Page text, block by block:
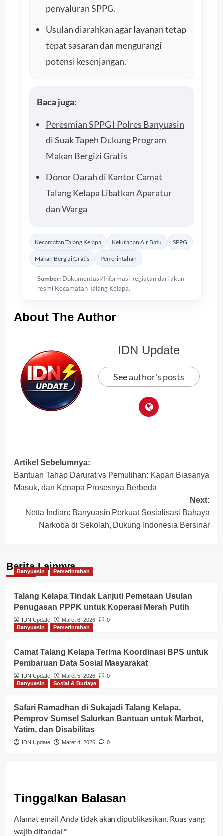
penyaluran SPPG.
Usulan diarahkan agar layanan tetap
tepat sasaran dan mengurangi
potensi kesenjangan.
Baca juga:
Peresmian SPPG I Polres Banyuasin
di Suak Tapeh Dukung Program
Makan Bergizi Gratis
Donor Darah di Kantor Camat
Talang Kelapa Libatkan Aparatur
dan Warga
Kecamatan Talang Kelapa Kelurahan Air Batu SPPG
Makan Bergizi Gratis Pemerintahan
Sumber:Dokumentasi/Informasi kegiatan dari akun
resmi Kecamatan Talang Kelapa.
About The Author
IDN Update
See author's posts
Post
navigation
Artikel Sebelumnya:
Bantuan Tahap Darurat vs Pemulihan: Kapan Biasanya
Masuk, dan Kenapa Prosesnya Berbeda
Next:
Netta Indian: Banyuasin Perkuat Sosialisasi Bahaya
Narkoba di Sekolah, Dukung Indonesia Bersinar
Berita Lainnya
Banyuasin Pemerintahan
Talang Kelapa Tindak Lanjuti Pemetaan Usulan
Penugasan PPPK untuk Koperasi Merah Putih
IDN Update Maret 6, 2026
0
Banyuasin
Pemerintahan
Camat Talang Kelapa Terima Koordinasi BPS untuk
Pembaruan Data Sosial Masyarakat
IDN Update Maret 5, 2026
0
Banyuasin
Sosial & Budaya
Safari Ramadhan di Sukajadi Talang Kelapa,
Pemprov Sumsel Salurkan Bantuan untuk Marbot,
Yatim, dan Disabilitas
IDN Update Maret 4, 2026 0
Tinggalkan Balasan
Alamat email Anda tidak akan dipublikasikan. Ruas yang
wajib ditandai *